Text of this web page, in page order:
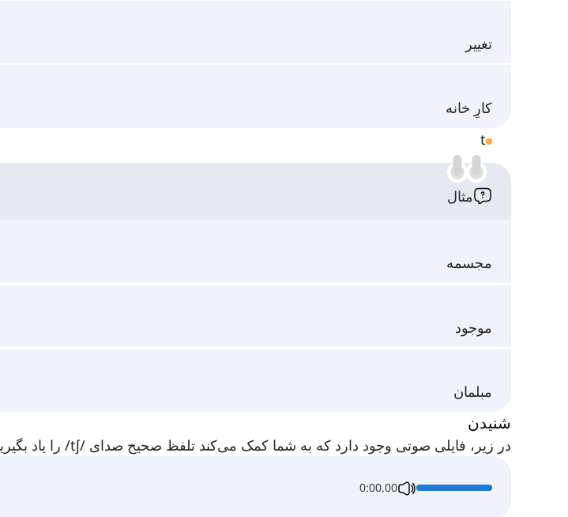
تغییر
کارِ خانه
t
مثال
مجسمه
موجود
مبلمان
شنیدن
در زیر، فایلی صوتی وجود دارد که به شما کمک می‌کند تلفظ صحیح صدای /tʃ/ را یاد بگیرید:
0:00.00